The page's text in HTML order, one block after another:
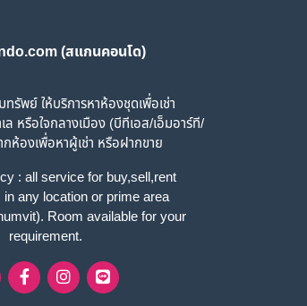
(สแกนคอนโด)
รัพย์ ให้บริการหาห้องชุดเพื่อเช่า
ล หรือใจกลางเมือง (บีทีเอส/เอ็มอาร์ที/
ห้องเพื่อหาผู้เช่า หรือฝากขาย
: all service for buy,sell,rent
any location or prime area
Room available for your
requirement.